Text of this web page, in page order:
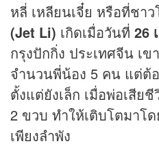
หลี่ เหลียนเจี๋ย หรือที่ชา
(Jet Li) เกิดเมื่อวันที่ 26
กรุงปักกิ่ง ประเทศจีน เ
จำนวนพี่น้อง 5 คน แต่ต้
ตั้งแต่ยังเล็ก เมื่อพ่อเสีย
2 ขวบ ทำให้เติบโตมาโ
เพียงลำพัง